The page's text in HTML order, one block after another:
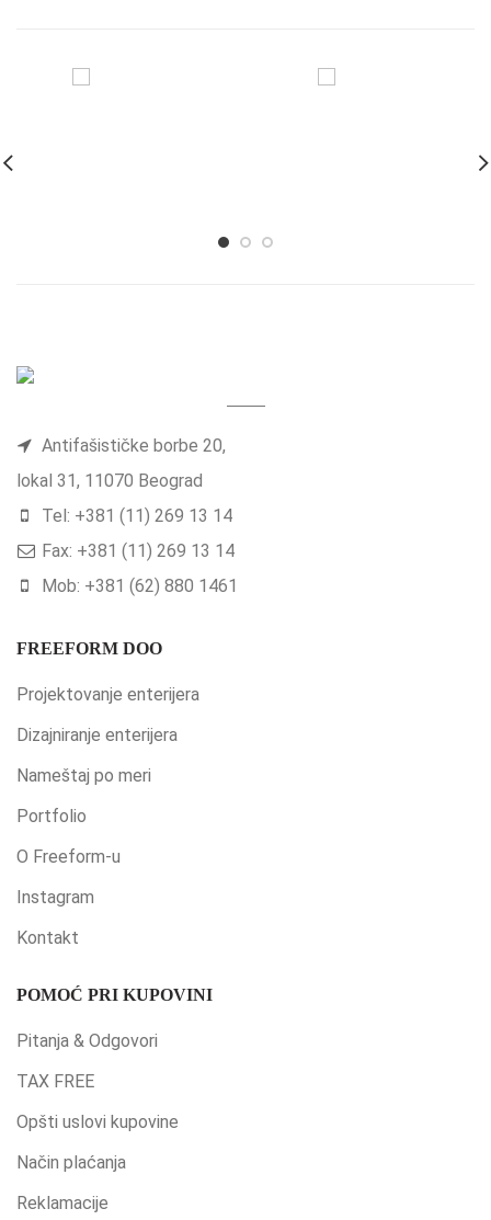
Antifašističke borbe 20,
lokal 31, 11070 Beograd
Tel: +381 (11) 269 13 14
Fax: +381 (11) 269 13 14
Mob: +381 (62) 880 1461
FREEFORM DOO
Projektovanje enterijera
Dizajniranje enterijera
Nameštaj po meri
Portfolio
O Freeform-u
Instagram
Kontakt
POMOĆ PRI KUPOVINI
Pitanja & Odgovori
TAX FREE
Opšti uslovi kupovine
Način plaćanja
Reklamacije